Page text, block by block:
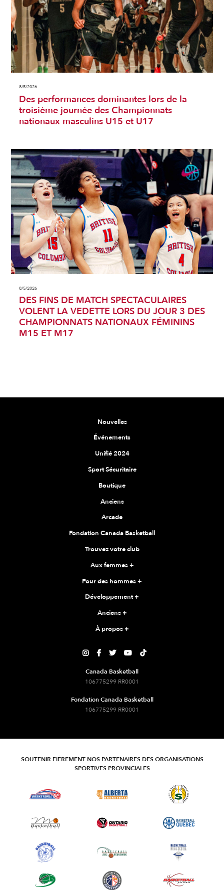
8/5/2026
Des performances dominantes lors de la
troisième journée des Championnats
nationaux masculins U15 et U17
8/5/2026
DES FINS DE MATCH SPECTACULAIRES
VOLENT LA VEDETTE LORS DU JOUR 3 DES
CHAMPIONNATS NATIONAUX FÉMININS
M15 ET M17
Nouvelles
Événements
Unifié 2024
Sport Sécuritaire
Boutique
Anciens
Arcade
Fondation Canada Basketball
Trouvez votre club
Aux femmes+
Pour des hommes+
Développement+
Anciens+
À propos+
    
Canada Basketball
106775299 RR0001
Fondation Canada Basketball
106775299 RR0001
SOUTENIR FIÈREMENT NOS PARTENAIRES DES ORGANISATIONS
SPORTIVES PROVINCIALES